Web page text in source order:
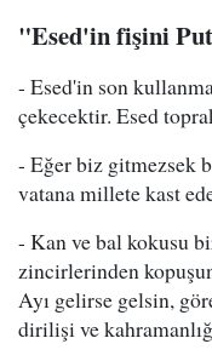
"Esed'in fişini
- Esed'in son
çekecektir. Esed
- Eğer biz gitmezsek
vatana millete kast
- Kan ve bal kokusu
zincirlerinden
Ayı gelirse gelsin,
dirilişi ve